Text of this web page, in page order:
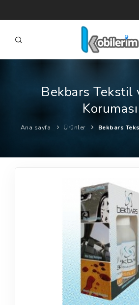
FIRMALAR
ÜRÜNLER
NASIL ÇALIŞIR?
YARDIM
Bekbars Tekstil
Koruması
Ana sayfa Ürünler Bekbars